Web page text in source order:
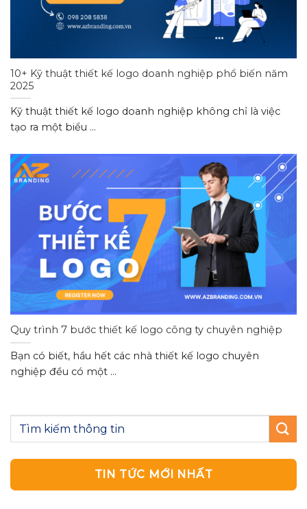
10+ Kỹ thuật thiết kế logo doanh nghiệp phổ biến năm
2025
Kỹ thuật thiết kế logo doanh nghiệp không chỉ là việc
tạo ra một biểu ...
Quy trình 7 bước thiết kế logo công ty chuyên nghiệp
Bạn có biết, hầu hết các nhà thiết kế logo chuyên
nghiệp đều có một ...
TIN TỨC MỚI NHẤT